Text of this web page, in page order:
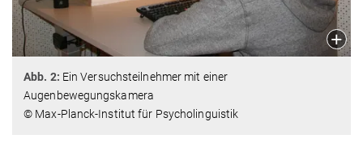
Abb. 2: Ein Versuchsteilnehmer mit einer
Augenbewegungskamera
© Max-Planck-Institut für Psycholinguistik